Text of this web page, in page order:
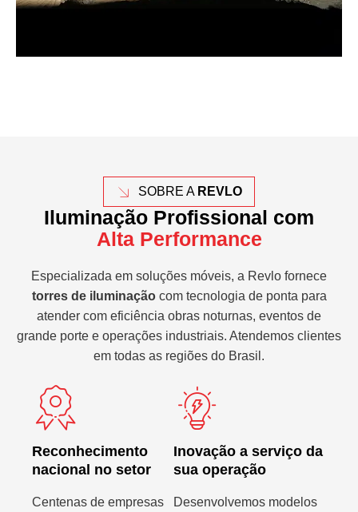
SOBRE A REVLO
Iluminação Profissional com
Alta Performance
Especializada em soluções móveis, a Revlo fornece
torres de iluminaçãocom tecnologia de ponta para
atender com eficiência obras noturnas, eventos de
grande porte e operações industriais. Atendemos clientes
em todas as regiões do Brasil.
Reconhecimento
nacional no setor
Centenas de empresas
Inovação a serviço da
sua operação
Desenvolvemos modelos